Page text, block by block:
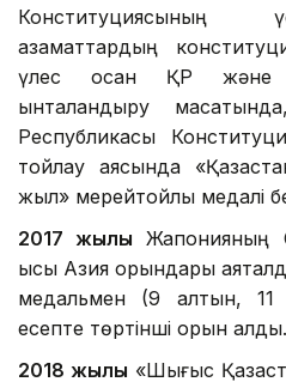
Конституциясының
азаматтардың
үлес қосқан ҚР және
ынталандыру
Республикасы
тойлау аясында
жыл» мерейтойлық медалі
2017 жылы Жапонияның
қысқы Азия орындары
медальмен (9 алтын, 11
есепте төртінші орын алды.
2018 жылы «Шығыс